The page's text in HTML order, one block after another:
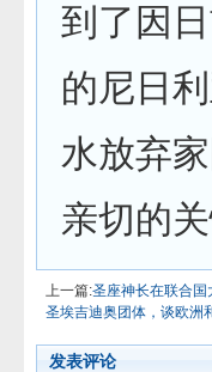
到了因
的尼日
水放弃
亲切的
上一篇:圣座神长在联合
圣埃吉迪奥团体，谈欧洲
发表评论